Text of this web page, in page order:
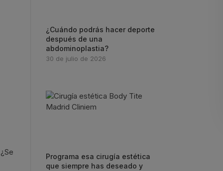
¿Cuándo podrás hacer deporte
después de una
abdominoplastia?
30 de julio de 2026
Programa esa cirugía estética
que siempre has deseado y